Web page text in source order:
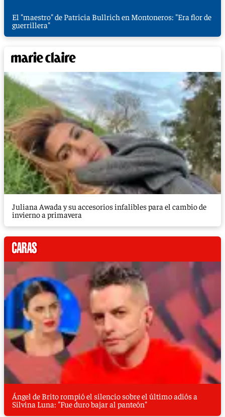
El "maestro" de Patricia Bullrich en Montoneros: "Era flor de
guerrillera"
Juliana Awada y su accesorios infalibles para el cambio de
invierno a primavera
Ángel de Brito rompió el silencio sobre el último adiós a
Silvina Luna: "Fue duro bajar al panteón"